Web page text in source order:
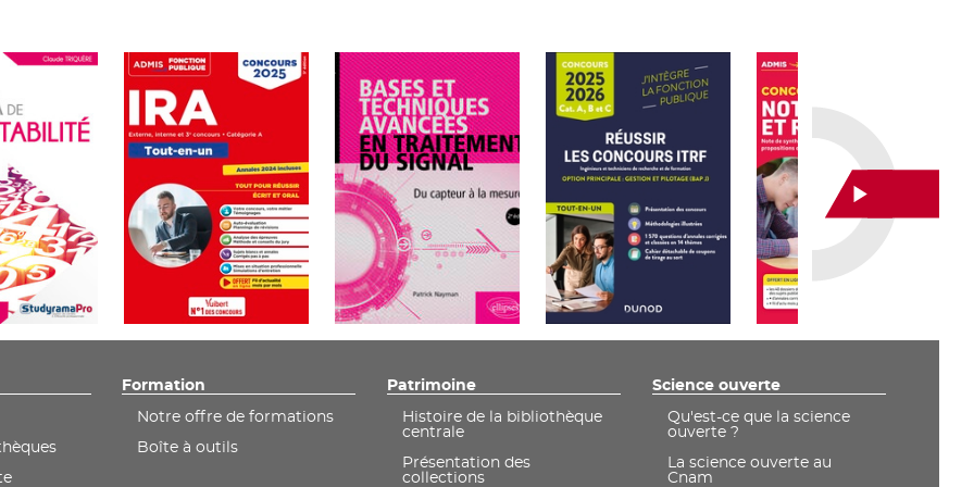
Formation
Notre offre de formations
Boîte à outils
Patrimoine
Histoire de la bibliothèque
centrale
Présentation des
collections
Science ouverte
Qu'est-ce que la science
ouverte ?
La science ouverte au
Cnam